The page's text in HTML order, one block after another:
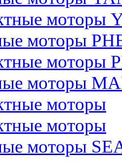
моторы
моторы
моторы
моторы
моторы
моторы
моторы